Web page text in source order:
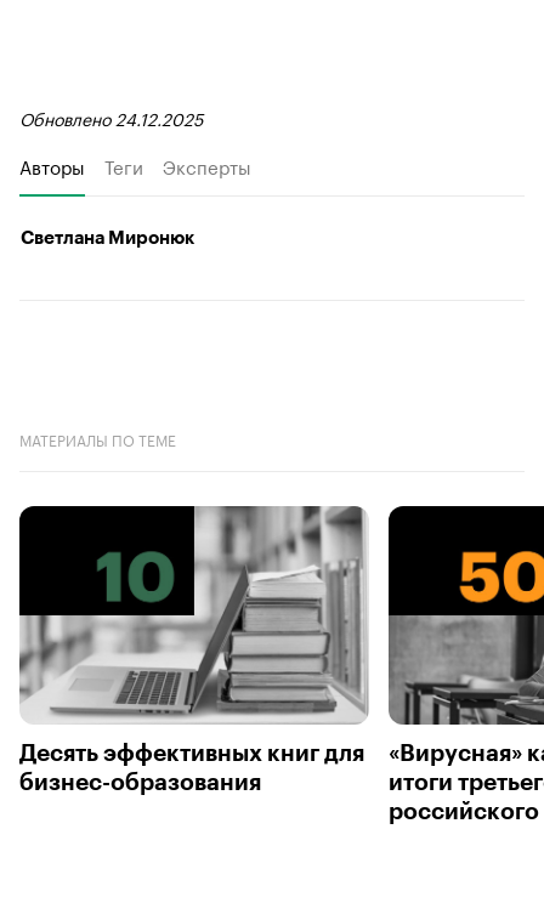
Обновлено 24.12.2025
Авторы Теги Эксперты
Светлана Миронюк
МАТЕРИАЛЫ ПО ТЕМЕ
Десять эффективных книг для
бизнес-образования
«Вирусная»
итоги
российского